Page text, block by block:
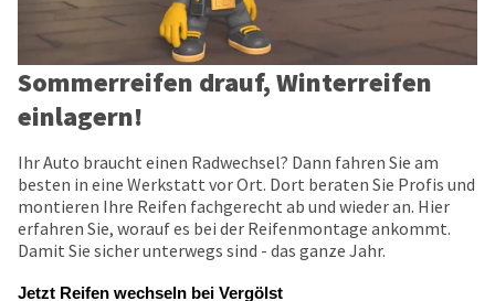
Sommerreifen drauf, Winterreifen
einlagern!
Ihr Auto braucht einen Radwechsel? Dann fahren Sie am
besten in eine Werkstatt vor Ort. Dort beraten Sie Profis und
montieren Ihre Reifen fachgerecht ab und wieder an. Hier
erfahren Sie, worauf es bei der Reifenmontage ankommt.
Damit Sie sicher unterwegs sind - das ganze Jahr.
Jetzt Reifen wechseln bei Vergölst